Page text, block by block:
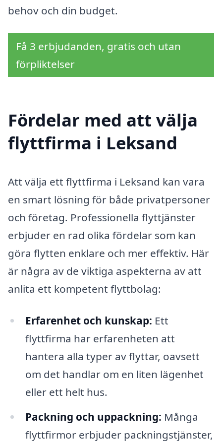
behov och din budget.
Få 3 erbjudanden, gratis och utan
förpliktelser
Fördelar med att välja
flyttfirma i Leksand
Att välja ett flyttfirma i Leksand kan vara
en smart lösning för både privatpersoner
och företag. Professionella flyttjänster
erbjuder en rad olika fördelar som kan
göra flytten enklare och mer effektiv. Här
är några av de viktiga aspekterna av att
anlita ett kompetent flyttbolag:
Erfarenhet och kunskap: Ett
flyttfirma har erfarenheten att
hantera alla typer av flyttar, oavsett
om det handlar om en liten lägenhet
eller ett helt hus.
Packning och uppackning: Många
flyttfirmor erbjuder packningstjänster,